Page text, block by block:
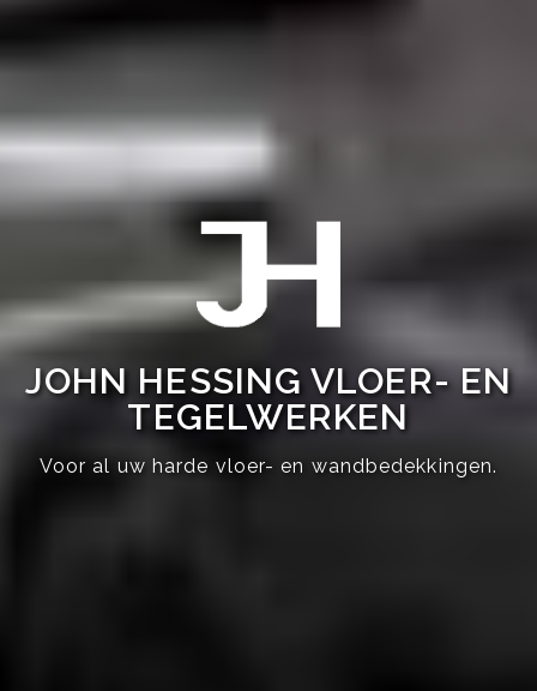
JOHN HESSING VLOER- EN
TEGELWERKEN
Voor al uw harde vloer- en wandbedekkingen.